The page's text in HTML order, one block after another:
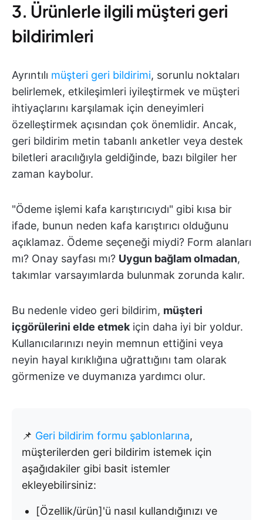
3. Ürünlerle ilgili müşteri geri
bildirimleri
Ayrıntılı müşteri geri bildirimi, sorunlu noktaları
belirlemek, etkileşimleri iyileştirmek ve müşteri
ihtiyaçlarını karşılamak için deneyimleri
özelleştirmek açısından çok önemlidir. Ancak,
geri bildirim metin tabanlı anketler veya destek
biletleri aracılığıyla geldiğinde, bazı bilgiler her
zaman kaybolur.
"Ödeme işlemi kafa karıştırıcıydı" gibi kısa bir
ifade, bunun neden kafa karıştırıcı olduğunu
açıklamaz. Ödeme seçeneği miydi? Form alanları
mı? Onay sayfası mı? Uygun bağlam olmadan,
takımlar varsayımlarda bulunmak zorunda kalır.
Bu nedenle video geri bildirim, müşteri
içgörülerini elde etmek için daha iyi bir yoldur.
Kullanıcılarınızı neyin memnun ettiğini veya
neyin hayal kırıklığına uğrattığını tam olarak
görmenize ve duymanıza yardımcı olur.
📌 Geri bildirim formu şablonlarına,
müşterilerden geri bildirim istemek için
aşağıdakiler gibi basit istemler
ekleyebilirsiniz:
[Özellik/ürün]'ü nasıl kullandığınızı ve